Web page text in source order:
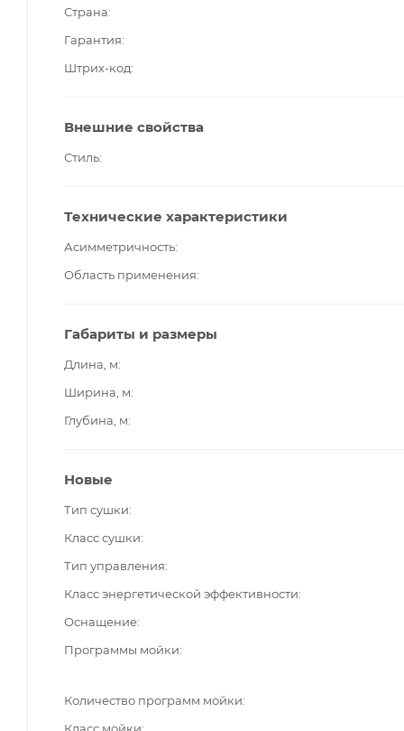
Страна
Гарантия
Штрих-код
Внешние свойства
Стиль
Технические характеристики
Асимметричность
Область применения
Габариты и размеры
Длина, м
Ширина, м
Глубина, м
Новые
Тип сушки
Класс сушки
Тип управления
Класс энергетической эффективности
Оснащение
Программы мойки
Количество программ мойки